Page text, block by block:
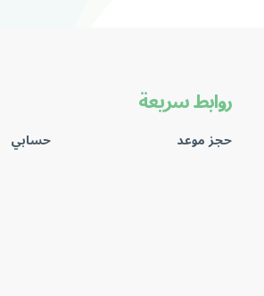
روابط سريعة
حجز موعد حسابي